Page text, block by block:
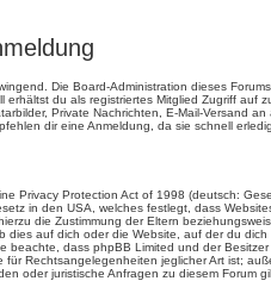
Die Board-Administration dieses
erhältst du als registriertes Mitglied Zugriff auf
Private Nachrichten, E-Mail-Versand
dir eine Anmeldung, da sie schnell
Privacy Protection Act of 1998 (deutsch:
in den USA, welches festlegt, dass
die Zustimmung der Eltern
dies auf dich oder die Website, auf der du
beachte, dass phpBB Limited und der
Rechtsangelegenheiten jeglicher Art ist;
oder juristische Anfragen zu diesem Forum